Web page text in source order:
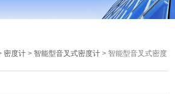
密度计 >智能型音叉式密度计 > 智能型音叉式密度